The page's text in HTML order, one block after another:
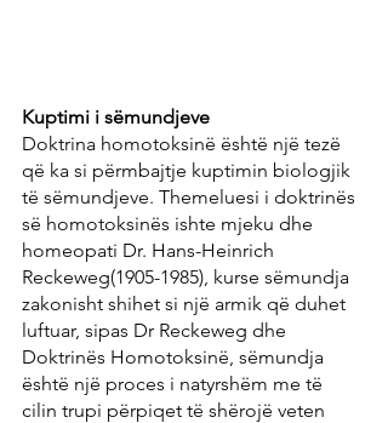
Kuptimi i sëmundjeve
Doktrina homotoksinë është një tezë
që ka si përmbajtje kuptimin biologjik
të sëmundjeve. Themeluesi i doktrinës
së homotoksinës ishte mjeku dhe
homeopati Dr. Hans-Heinrich
Reckeweg(1905-1985), kurse sëmundja
zakonisht shihet si një armik që duhet
luftuar, sipas Dr Reckeweg dhe
Doktrinës Homotoksinë, sëmundja
është një proces i natyrshëm me të
cilin trupi përpiqet të shërojë veten